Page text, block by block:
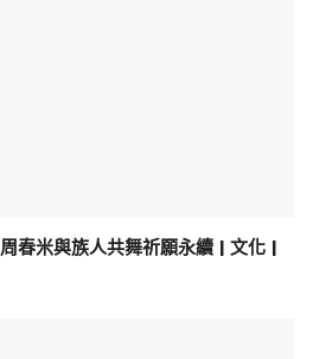
春米與族人共舞祈願永續 | 文化 |